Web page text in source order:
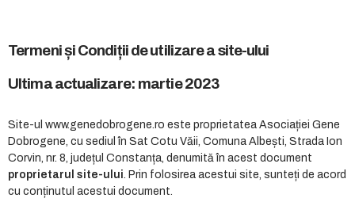
Termeni și Condiții de utilizare a site-ului
Ultima actualizare: martie 2023
Site-ul www.genedobrogene.ro este proprietatea Asociației Gene
Dobrogene, cu sediul în Sat Cotu Văii, Comuna Albești, Strada Ion
Corvin, nr. 8, județul Constanța, denumită în acest document
proprietarul site-ului. Prin folosirea acestui site, sunteți de acord
cu conținutul acestui document.